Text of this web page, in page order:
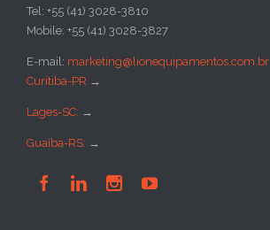
Tel: +55 (41) 3028-3810
Mobile: +55 (41) 3028-3827
E-mail: marketing@lionequipamentos.com.br
Curitiba-PR →
Lages-SC: →
Guaíba-RS: →
   